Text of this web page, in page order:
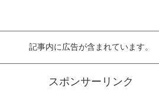
記事内に広告が含まれています。
スポンサーリンク